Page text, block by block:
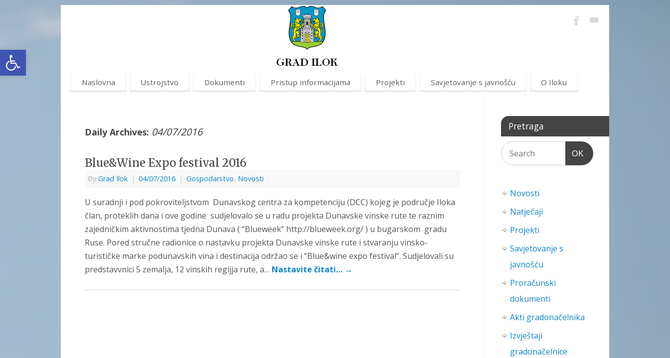
Open toolbar
Naslovna Ustrojstvo Dokumenti Pristup informacijama Projekti Savjetovanje s javnošću O Iloku
Daily Archives: 04/07/2016
Blue&Wine Expo festival 2016
By Grad Ilok | 04/07/2016 | Gospodarstvo, Novosti
U suradnji i pod pokroviteljstvom Dunavskog centra za kompetenciju (DCC) kojeg je područje Iloka
član, proteklih dana i ove godine sudjelovalo se u radu projekta Dunavske vinske rute te raznim
zajedničkim aktivnostima tjedna Dunava ( “Blueweek” http://blueweek.org/ ) u bugarskom gradu
Ruse. Pored stručne radionice o nastavku projekta Dunavske vinske rute i stvaranju vinsko-
turističke marke podunavskih vina i destinacija održao se i “Blue&wine expo festival”. Sudjelovali su
predstavvnici 5 zemalja, 12 vinskih regijja rute, a… Nastavite čitati… →
Pretraga
OK
Novosti
Natječaji
Projekti
Savjetovanje s
javnošću
Proračunski
dokumenti
Akti gradonačelnika
Izvještaji
gradonačelnice